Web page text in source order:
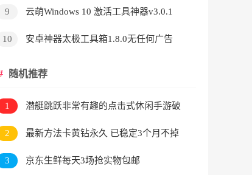
9 云萌Windows 10 激活工具神器v3.0.1
10 安卓神器太极工具箱1.8.0无任何广告
随机推荐
1
潜艇跳跃非常有趣的点击式休闲手游破
解无限金钱
2
最新方法卡黄钻永久 已稳定3个月不掉
3 京东生鲜每天3场抢实物包邮